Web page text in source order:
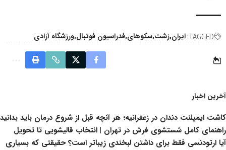
TAGGED: ایران زشت سکوهای فدراسیون فوتبال ورزشگاه آزادی
آخرین اخبار
کاشت ایمپلنت دندان در زعفرانیه؛ هر آنچه قبل از شروع درمان باید بدانید
راهنمای کامل شستشوی فرش در تهران | انتخاب قالیشویی تا تحویل
آیا ارتودنسی فقط برای داشتن لبخندی زیباتر است؟ حقیقتی که بسیاری